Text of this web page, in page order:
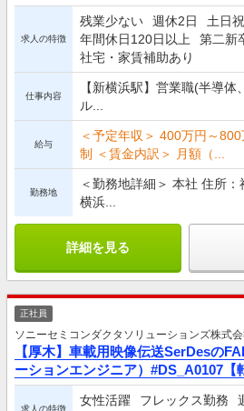
求人の特徴
残業少ない 週休2日
土日
年間休日120日以上
第二新
社宅・家賃補助あり
仕事内容
【新横浜駅】営業職(半導
ル...
給与
＜予定年収＞ 400万円～
制 ＜賃金内訳＞ 月額（...
勤務地
＜勤務地詳細＞ 本社 住所
横浜...
詳細を見る
正社員
ソニーセミコンダクタソリューションズ株式
【厚木】車載用映像伝送SerDesの
ーションエンジニア）#DS_A0107【
求人の特徴
女性活躍 フレックス勤務